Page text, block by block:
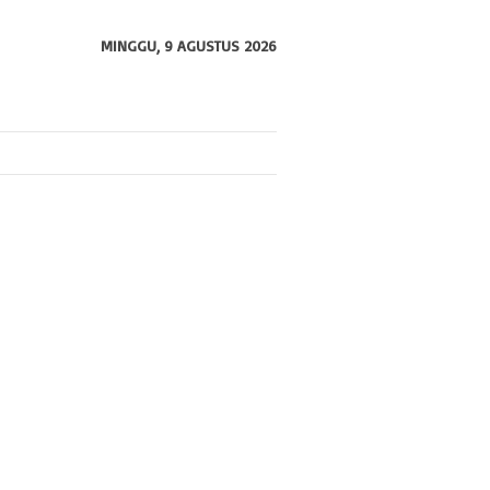
MINGGU, 9 AGUSTUS 2026